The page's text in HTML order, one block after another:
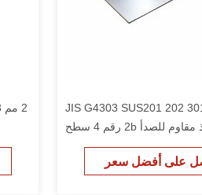
JIS G4303 SUS201 202
صفيحة فولاذ مقاوم للصدأ 2b رقم 4 سطح
المرآة 2507 321 316ti صفيحة فولاذ
مقاوم للصدأ للأدوات المعدنية
على أفضل سعر